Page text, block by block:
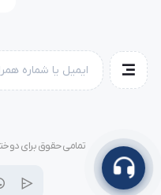
کاهش خطای انسانی
مناسب تولید انبوه
به همین دلیل بسیاری از
مراکز تخصصی مانند
تمامی حقوق برای